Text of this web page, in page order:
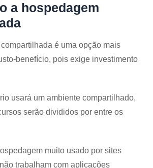
a hospedagem
é uma opção mais
benefício, pois exige investimento
usará um ambiente compartilhado,
serão divididos por entre os
muito usado por sites
trabalham com aplicações